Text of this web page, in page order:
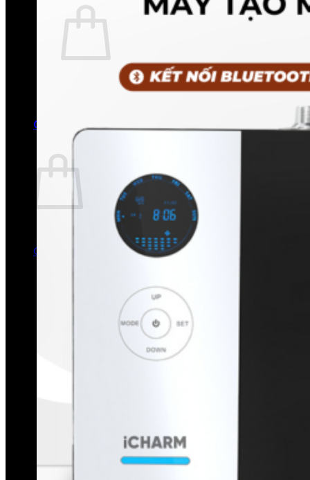
Chưa có sản phẩm trong giỏ hàng.
Quay trở lại cửa hàng
0
Chưa có sản phẩm trong giỏ hàng.
Quay trở lại cửa hàng